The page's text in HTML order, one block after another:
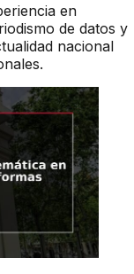
en
de datos y
nacional